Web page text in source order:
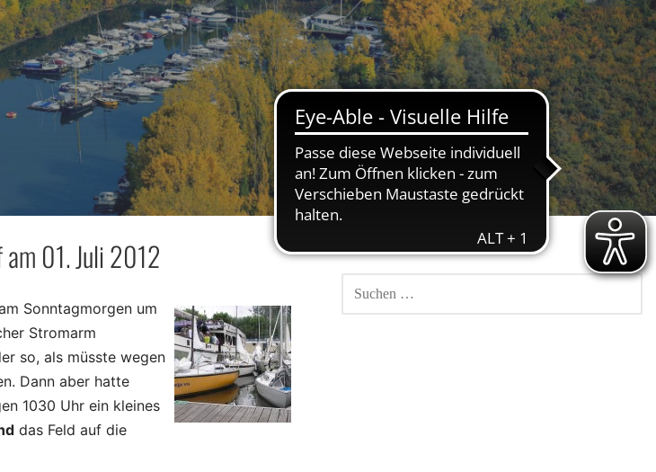
01. Juli 2012
Sonntagmorgen um
Stromarm
so, als müsste wegen
Dann aber hatte
1030 Uhr ein kleines
das Feld auf die
SUCHEN
NACH: